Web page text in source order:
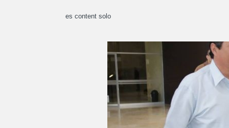
es content solo